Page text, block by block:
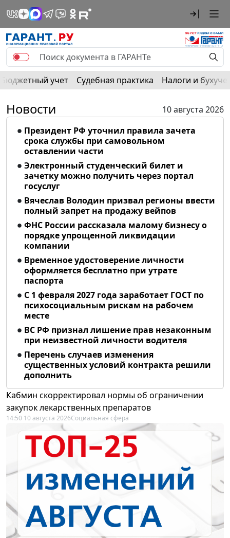
Бюджетный учет Судебная практика Налоги и
Новости
10 августа 2026
Президент РФ уточнил правила зачета
срока службы при самовольном
оставлении части
Электронный студенческий билет и
зачетку можно получить через портал
госуслуг
Вячеслав Володин призвал регионы ввести
полный запрет на продажу вейпов
ФНС России рассказала малому бизнесу о
порядке упрощенной ликвидации
компании
Временное удостоверение личности
оформляется бесплатно при утрате
паспорта
С 1 февраля 2027 года заработает ГОСТ по
психосоциальным рискам на рабочем
месте
ВС РФ признал лишение прав незаконным
при неизвестной личности водителя
Перечень случаев изменения
существенных условий контракта решили
дополнить
Кабмин скорректировал нормы об ограничении
закупок лекарственных препаратов
14:50 10 августа 2026Социальная сфера